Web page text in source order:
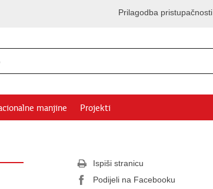
Prilagodba pristupačnosti
manjine Projekti
Ispiši stranicu
Podijeli na Facebooku